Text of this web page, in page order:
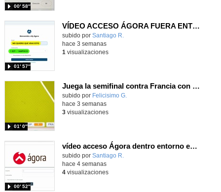
00′ 58″
VÍDEO ACCESO ÁGORA FUERA ENTORNO ESCUELA
Contenido educativo.
subido por Santiago R.
01′ 57″
hace 3 semanas
1 visualizaciones
Juega la semifinal contra Francia con un juego utilizando el ángulo para centrar a Nico Williams
Contenido educativo.
subido por Felicisimo G.
01′ 0″
hace 3 semanas
3visualizaciones
vídeo acceso Ágora dentro entorno escuela
Contenido educativo.
subido por Santiago R.
00′ 52″
hace 4 semanas
4visualizaciones